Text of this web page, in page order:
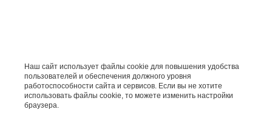
Наш сайт использует файлы cookie для повышения удобства
пользователей и обеспечения должного уровня
работоспособности сайта и сервисов. Если вы не хотите
использовать файлы cookie, то можете изменить настройки
браузера.